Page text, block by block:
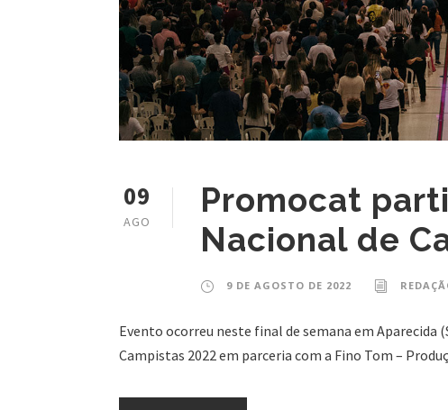
09
AGO
Promocat
Nacional de
9 DE AGOSTO DE 2022
Evento ocorreu neste final de semana em
Campistas 2022 em parceria com a Fino Tom –